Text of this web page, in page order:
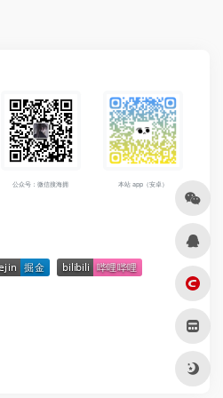
公众号：微信搜海拥 本站 app（安卓）